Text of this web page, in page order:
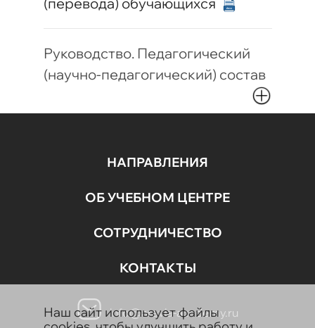
Руководство. Педагогический
(научно-педагогический) состав
НАПРАВЛЕНИЯ
ОБ УЧЕБНОМ ЦЕНТРЕ
СОТРУДНИЧЕСТВО
КОНТАКТЫ
info@aravia-academy.ru
Наш сайт использует файлы